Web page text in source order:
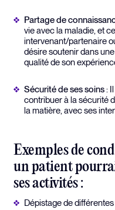
Partage de
vie avec la maladie, et
intervenant/partenaire
désire soutenir dans
qualité de son
Sécurité de ses soins:
contribuer à la sécurité
la matière, avec ses
Exemples de
un patient
ses activités :
Dépistage de